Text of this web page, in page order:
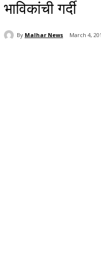
भाविकांची गर्दी
By Malhar News March 4,